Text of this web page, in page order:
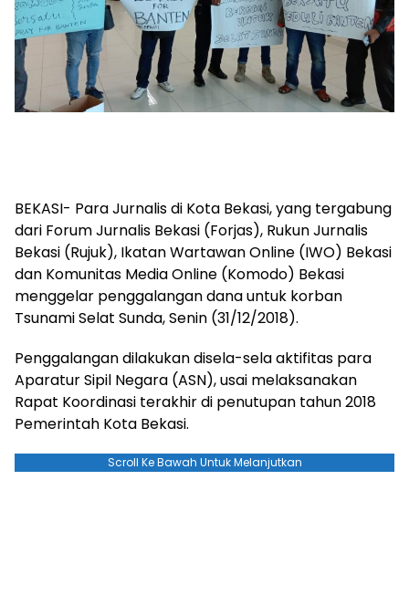
BEKASI- Para Jurnalis di Kota Bekasi, yang tergabung
dari Forum Jurnalis Bekasi (Forjas), Rukun Jurnalis
Bekasi (Rujuk), Ikatan Wartawan Online (IWO) Bekasi
dan Komunitas Media Online (Komodo) Bekasi
menggelar penggalangan dana untuk korban
Tsunami Selat Sunda, Senin (31/12/2018).
Penggalangan dilakukan disela-sela aktifitas para
Aparatur Sipil Negara (ASN), usai melaksanakan
Rapat Koordinasi terakhir di penutupan tahun 2018
Pemerintah Kota Bekasi.
Scroll Ke Bawah Untuk Melanjutkan